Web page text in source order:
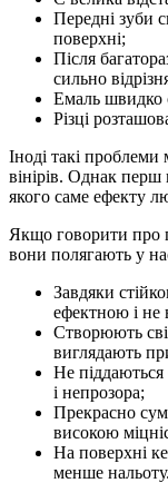
Передні зуби
поверхні;
Після
сильно
Емаль швидко
Різці
Іноді такі
вінірів. Однак перш
якого саме ефекту
Якщо говорити про
вони полягають у
Завдяки
ефектною і не
Створюють
виглядають
Не
і непрозора;
Прекрасно
високою
На поверхні
менше нальоту.